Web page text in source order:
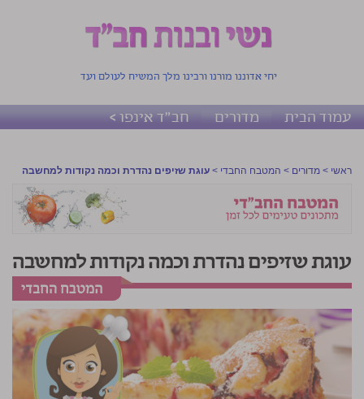
יחי אדוננו מורנו ורבינו מלך המשיח לעולם ועד
עמוד הבית מדורים חב"ד אינפו >
ראשי > מדורים > המטבח החבדי > עוגת שזיפים נהדרת וכמה נקודות למחשבה
עוגת שזיפים נהדרת וכמה נקודות למחשבה